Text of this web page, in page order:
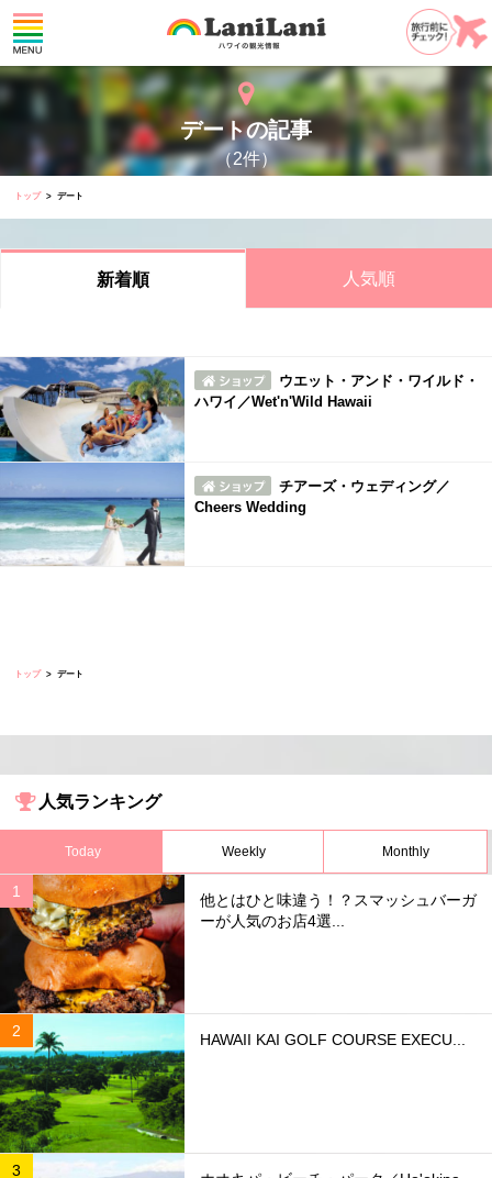
デートの記事
（2件）
トップ デート
新着順 人気順
ウエット・アンド・ワイルド・
ハワイ／Wet'n'Wild Hawaii
チアーズ・ウェディング／
Cheers Wedding
トップ デート
人気ランキング
Today Weekly Monthly
他とはひと味違う！？スマッシュバーガ
ーが人気のお店4選...
HAWAII KAI GOLF COURSE EXECU...